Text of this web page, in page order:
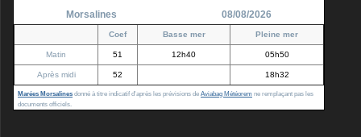
Morsalines 08/08/2026
Coef Basse mer Pleine mer
Matin 51 12h40 05h50
Après midi 52 18h32
Marées Morsalines donné à titre indicatif d'après les prévisions de Aviabag Météorem ne remplaçant pas les
documents officiels.